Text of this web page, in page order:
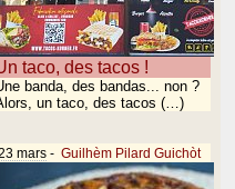
taco, des tacos !
banda, des bandas... non ?
un taco, des tacos (…)
mars - Guilhèm Pilard Guichòt